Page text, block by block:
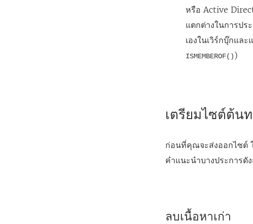
หรือ Active
แตกต่างในการปร
เองในเวิร์กบุ๊กแล
ISMEMBEROF())
เตรียมไซต์ต้น
ก่อนที่คุณจะส่งออกไซต์
คำแนะนำบางประการดั
ลบเนื้อหาเก่า